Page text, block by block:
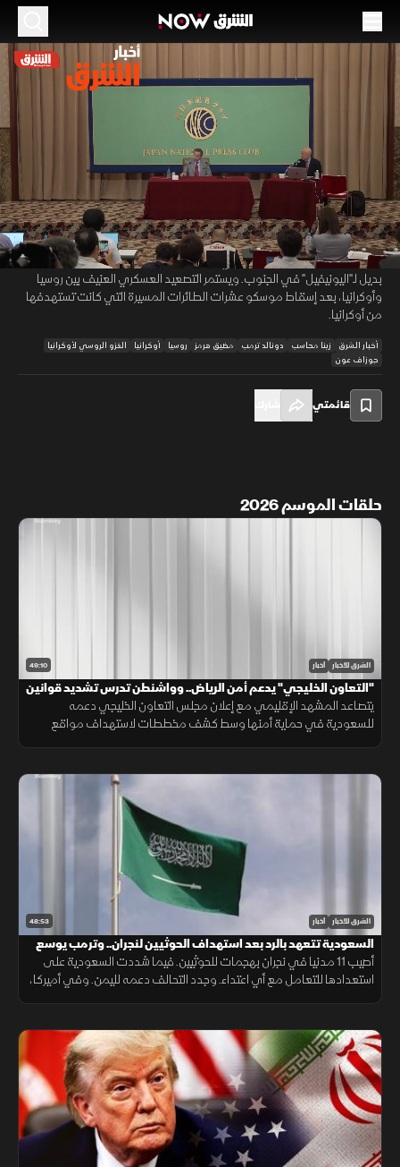
00:12/52:01
الموسم 2026
ترمب يشيد بالملاحة في "هرمز".. وتحالف بديل
لـ"اليونيفيل" في لبنان
52:00 أخبار
أخبار الشرق
كشف رئيس وكالة الطاقة الذرية عن بنود الاتفاق المؤقت التي تتيح تفتيش
منشآت إيران. بينما يشيد ترمب باستمرار الملاحة بمضيق هرمز رغم التوترات.
ورحب جوزاف عون، الرئيس اللبناني، بمبادرة فرنسية إيطالية لتشكيل تحالف
بديل لـ"اليونيفيل" في الجنوب. ويستمر التصعيد العسكري العنيف بين روسيا
وأوكرانيا، بعد إسقاط موسكو عشرات الطائرات المسيرة التي كانت تستهدفها
من أوكرانيا.
أخبار الشرق زينا محاسب دونالد ترمب مضيق هرمز روسيا أوكرانيا
الغزو الروسي لأوكرانيا
جوزاف عون
قائمتي
حلقات الموسم 2026
49:10 الشرق للأخبار أخبار
"التعاون الخليجي" يدعم أمن الرياض.. وواشنطن تدرس تشديد قوانين
الهجرة
يتصاعد المشهد الإقليمي مع إعلان مجلس التعاون الخليجي دعمه
للسعودية في حماية أمنها وسط كشف مخططات لاستهداف مواقع
48:53 الشرق للأخبار أخبار
السعودية تتعهد بالرد بعد استهداف الحوثيين لنجران.. وترمب يوسع
قيود الجنسيةأصيب 11 مدنيا في نجران بهجمات للحوثيين. فيما شددت السعودية على
استعدادها للتعامل مع أي اعتداء. وجدد التحالف دعمه لليمن. وفي أميركا،